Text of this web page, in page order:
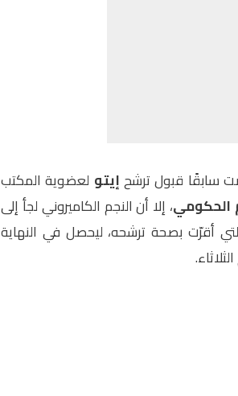
سابقًا قبول ترشحإيتو لعضوية المكتب
الحكومي، إلا أن النجم الكاميروني لجأ إلى
أقرّت بصحة ترشحه، ليحصل في النهاية